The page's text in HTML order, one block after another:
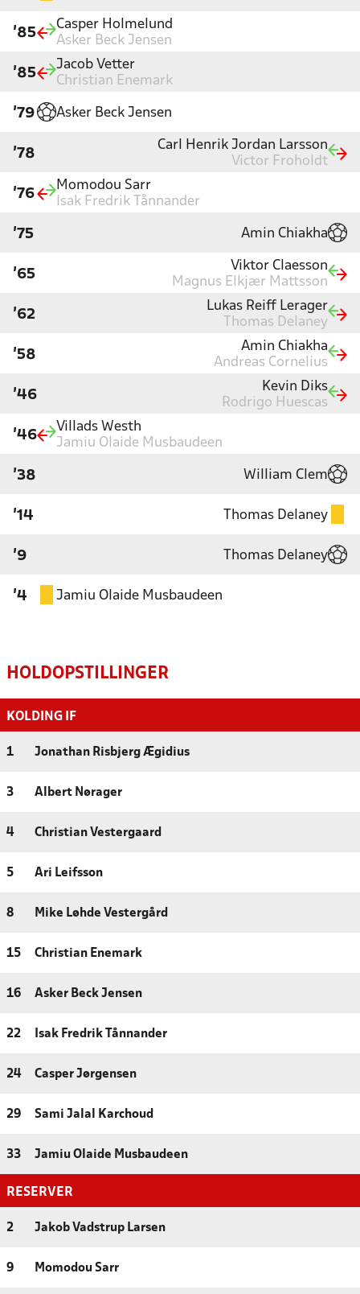
'85
Casper Holmelund
Asker Beck Jensen
'85
Jacob Vetter
Christian Enemark
'79 Asker Beck Jensen
'78
Carl Henrik Jordan Larsson
Victor Froholdt
'76
Momodou Sarr
Isak Fredrik Tånnander
'75 Amin Chiakha
'65
Viktor Claesson
Magnus Elkjær Mattsson
'62
Lukas Reiff Lerager
Thomas Delaney
'58
Amin Chiakha
Andreas Cornelius
'46
Kevin Diks
Rodrigo Huescas
'46
Villads Westh
Jamiu Olaide Musbaudeen
'38 William Clem
'14 Thomas Delaney
'9 Thomas Delaney
'4 Jamiu Olaide Musbaudeen
HOLDOPSTILLINGER
KOLDING IF
1 Jonathan Risbjerg Ægidius
3 Albert Nørager
4 Christian Vestergaard
5 Ari Leifsson
8 Mike Løhde Vestergård
15 Christian Enemark
16 Asker Beck Jensen
22 Isak Fredrik Tånnander
24 Casper Jørgensen
29 Sami Jalal Karchoud
33 Jamiu Olaide Musbaudeen
RESERVER
2 Jakob Vadstrup Larsen
9 Momodou Sarr